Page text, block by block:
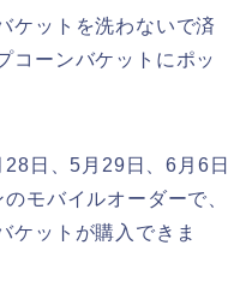
ケットを洗わないで済
コーンバケットにポッ
日、5月29日、6月6日
モバイルオーダーで、
ケットが購入できま